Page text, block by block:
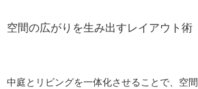
空間の広がりを生み出すレイアウト術
中庭とリビングを一体化させることで、空